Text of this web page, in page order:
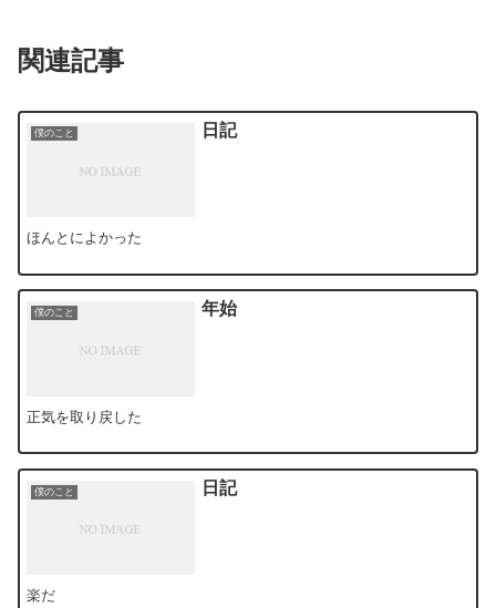
関連記事
僕のこと 日記
ほんとによかった
僕のこと 年始
正気を取り戻した
僕のこと 日記
楽だ